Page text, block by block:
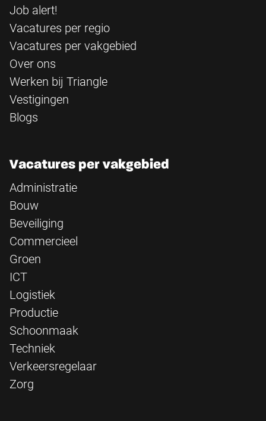
Job alert!
Vacatures per regio
Vacatures per vakgebied
Over ons
Werken bij Triangle
Vestigingen
Blogs
Vacatures per vakgebied
Administratie
Bouw
Beveiliging
Commercieel
Groen
ICT
Logistiek
Productie
Schoonmaak
Techniek
Verkeersregelaar
Zorg